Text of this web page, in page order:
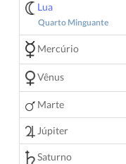
Lua
Quarto Minguante
Mercúrio
Vênus
Marte
Júpiter
Saturno